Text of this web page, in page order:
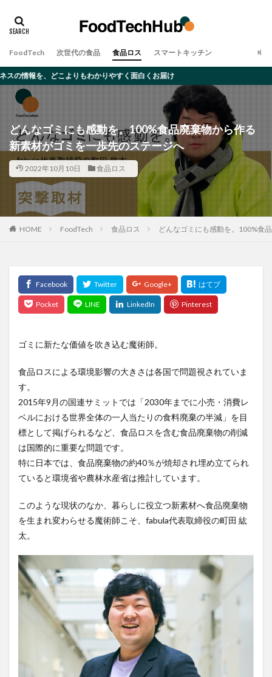
FoodTech 次世代の食品 食品ロス スマートキッチン
よりもわかりやすく面白くお届け
どんなゴミにも感動を。100%食品廃棄物から作る
新素材がゴミを一歩先のステージへ
2022年10月10日 食品ロス
HOME FoodTech 食品ロス どんなゴミにも感動を。100%食
ゴミに新たな価値を吹き込む魔術師。
食品ロスによる環境影響の大きさは各国で問題視されていま
す。
2015年9月の国連サミットでは「2030年までに小売・消費レ
ベルにおける世界全体の一人当たりの食料廃棄の半減」を目
標として掲げられるなど、食品ロスを含む食品廃棄物の削減
は国際的に重要な問題です。
特に日本では、食品廃棄物の約40％が焼却され埋め立てられ
ていると環境省や農林水産省は推計しています。
このような現状のなか、暮らしに役立つ新素材へ食品廃棄物
を生まれ変わらせる魔術師こそ、fabula代表取締役の町⽥ 紘
太。
タグ
デメリット
ムカデ メリット
大豆ミート
完全食
対策・原因 昆虫食
検索